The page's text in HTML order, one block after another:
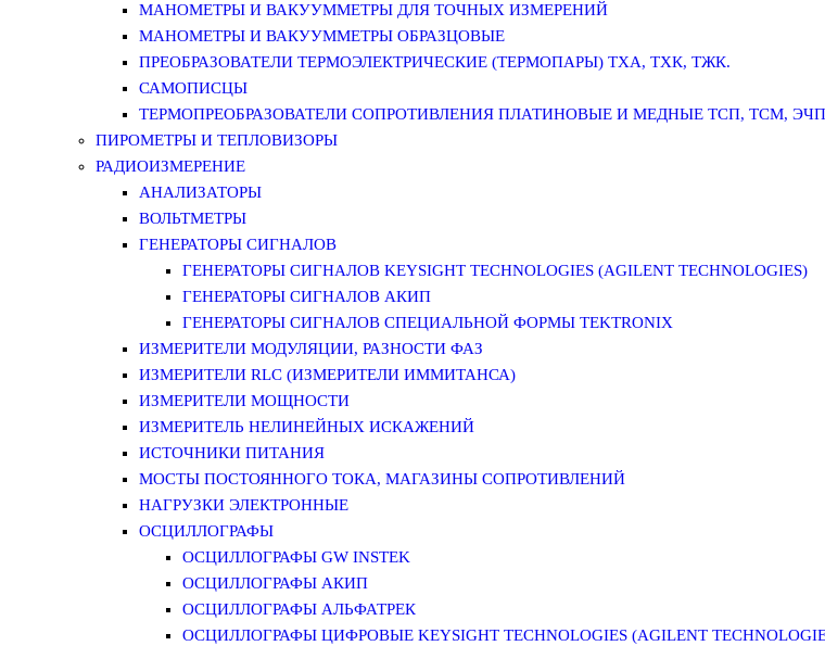
МАНОМЕТРЫ И ВАКУУММЕТРЫ ДЛЯ ТОЧНЫХ ИЗМЕРЕНИЙ
МАНОМЕТРЫ И ВАКУУММЕТРЫ ОБРАЗЦОВЫЕ
ПРЕОБРАЗОВАТЕЛИ ТЕРМОЭЛЕКТРИЧЕСКИЕ (ТЕРМОПАРЫ) ТХА, ТХК, ТЖК.
САМОПИСЦЫ
ТЕРМОПРЕОБРАЗОВАТЕЛИ СОПРОТИВЛЕНИЯ ПЛАТИНОВЫЕ И МЕДНЫЕ ТСП, ТСМ,
ПИРОМЕТРЫ И ТЕПЛОВИЗОРЫ
РАДИОИЗМЕРЕНИЕ
АНАЛИЗАТОРЫ
ВОЛЬТМЕТРЫ
ГЕНЕРАТОРЫ СИГНАЛОВ
ГЕНЕРАТОРЫ СИГНАЛОВ KEYSIGHT TECHNOLOGIES (AGILENT TECHNOLOGIES)
ГЕНЕРАТОРЫ СИГНАЛОВ АКИП
ГЕНЕРАТОРЫ СИГНАЛОВ СПЕЦИАЛЬНОЙ ФОРМЫ TEKTRONIX
ИЗМЕРИТЕЛИ МОДУЛЯЦИИ, РАЗНОСТИ ФАЗ
ИЗМЕРИТЕЛИ RLC (ИЗМЕРИТЕЛИ ИММИТАНСА)
ИЗМЕРИТЕЛИ МОЩНОСТИ
ИЗМЕРИТЕЛЬ НЕЛИНЕЙНЫХ ИСКАЖЕНИЙ
ИСТОЧНИКИ ПИТАНИЯ
МОСТЫ ПОСТОЯННОГО ТОКА, МАГАЗИНЫ СОПРОТИВЛЕНИЙ
НАГРУЗКИ ЭЛЕКТРОННЫЕ
ОСЦИЛЛОГРАФЫ
ОСЦИЛЛОГРАФЫ GW INSTEK
ОСЦИЛЛОГРАФЫ АКИП
ОСЦИЛЛОГРАФЫ АЛЬФАТРЕК
ОСЦИЛЛОГРАФЫ ЦИФРОВЫЕ KEYSIGHT TECHNOLOGIES (AGILENT